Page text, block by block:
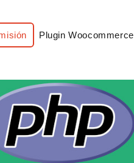
Plugin Woocommerce
usarlos